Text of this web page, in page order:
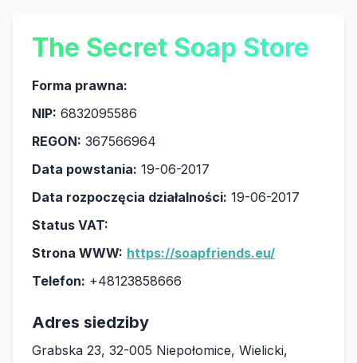
The Secret Soap Store
Forma prawna:
NIP: 6832095586
REGON: 367566964
Data powstania: 19-06-2017
Data rozpoczęcia działalności: 19-06-2017
Status VAT:
Strona WWW: https://soapfriends.eu/
Telefon: +48123858666
Adres siedziby
Grabska 23, 32-005 Niepołomice, Wielicki,